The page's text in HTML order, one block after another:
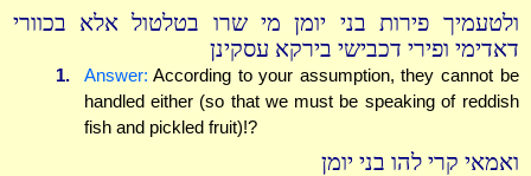
ולטעמיך פירות בני יומן מי שרו בטלטול אלא בכוורי
דאדימי ופירי דכבישי בירקא עסקינן
1. Answer: According to your assumption, they cannot be
handled either (so that we must be speaking of reddish
fish and pickled fruit)!?
ואמאי קרי להו בני יומן